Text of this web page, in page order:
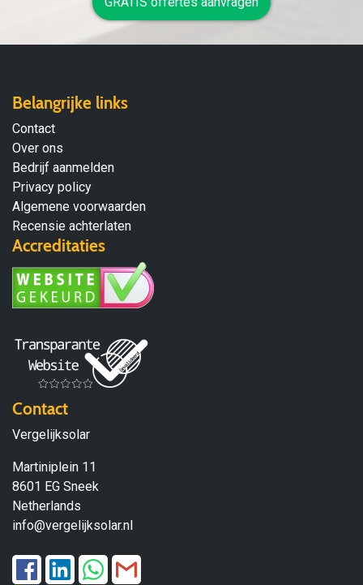
Belangrijke links
Contact
Over ons
Bedrijf aanmelden
Privacy policy
Algemene voorwaarden
Recensie achterlaten
Accreditaties
Contact
Vergelijksolar
Martiniplein 11
8601 EG Sneek
Netherlands
info@vergelijksolar.nl